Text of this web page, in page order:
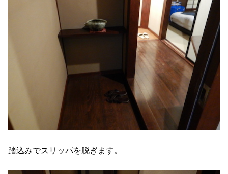
踏込みでスリッパを脱ぎます。